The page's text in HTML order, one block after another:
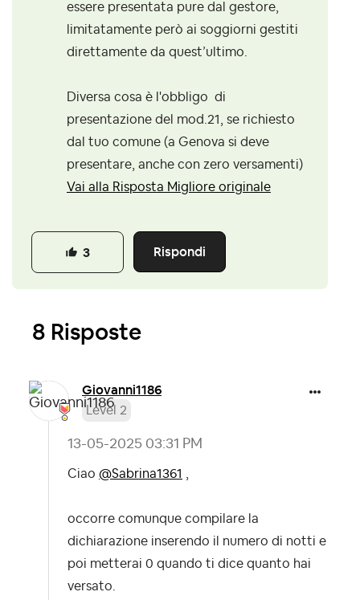
essere presentata pure dal gestore,
limitatamente però ai soggiorni gestiti
direttamente da quest’ultimo.
Diversa cosa è l'obbligo di
presentazione del mod.21, se richiesto
dal tuo comune (a Genova si deve
presentare, anche con zero versamenti)
Vai alla Risposta Migliore originale
Rispondi
3
8 Risposte
Giovanni1186
Level 2
‎13-05-2025 03:31 PM
Ciao @Sabrina1361
occorre comunque compilare la
dichiarazione inserendo il numero di notti e
poi metterai 0 quando ti dice quanto hai
versato.